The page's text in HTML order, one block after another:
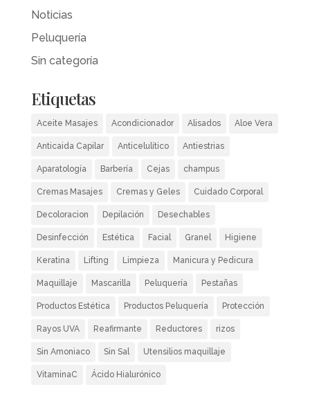
Noticias
Peluquería
Sin categoría
Etiquetas
Aceite Masajes Acondicionador Alisados Aloe Vera
Anticaida Capilar Anticelulítico Antiestrias
Aparatología Barbería Cejas champus
Cremas Masajes Cremas y Geles Cuidado Corporal
Decoloracion Depilación Desechables
Desinfección Estética Facial Granel Higiene
Keratina Lifting Limpieza Manicura y Pedicura
Maquillaje Mascarilla Peluquería Pestañas
Productos Estética Productos Peluquería Protección
Rayos UVA Reafirmante Reductores rizos
Sin Amoniaco Sin Sal Utensilios maquillaje
VitaminaC Ácido Hialurónico